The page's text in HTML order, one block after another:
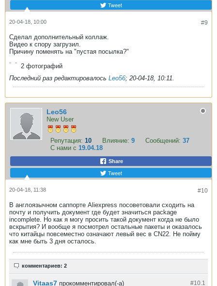
Tweet
#9
20-04-18, 10:00
Сделал дополнительный коллаж.
Видео к спору загрузил.
Причину поменять на "пустая посылка?"
2 фотографий
Последний раз редактировалось Leo56; 20-04-18, 10:11
Leo56
New User
Репутация: 10 Влияние: 9 Сообщений: 37
С нами с 19.04.18
Share
Tweet
#10
20-04-18, 11:38
В англоязычном саппорте Aliexpress посоветовали сходить на
почту и получить документ где будет значиться package
incomplete. Но как я могу просить такой документ когда не было
вскрытия? И вообще я посмотрел остальные пакеты и оказалось
что китайцы повсеместно означают левый вес в CN22. Не пойму
как мне быть 3 дня осталось.
комментариев: 2
#10. 1
Vitaas7 прокомментировал(-а)